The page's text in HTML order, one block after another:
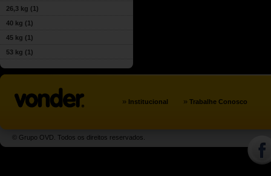
26,3 kg (1)
40 kg (1)
45 kg (1)
53 kg (1)
» Institucional » Trabalhe Conosco
© Grupo OVD. Todos os direitos reservados.